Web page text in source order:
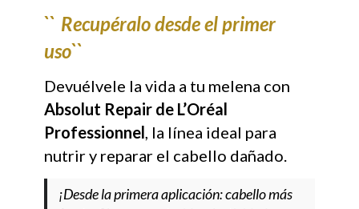
`` Recupéralo desde el primer
uso``
Devuélvele la vida a tu melena con
Absolut Repair de L’Oréal
Professionnel, la línea ideal para
nutrir y reparar el cabello dañado.
¡Desde la primera aplicación: cabello más